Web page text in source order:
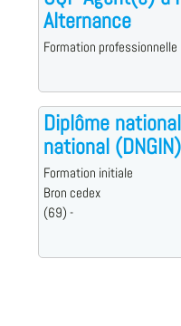
Alternance
Formation professionnelle
Diplôme
national (DNGIN)
Formation initiale
Bron cedex
(69) -